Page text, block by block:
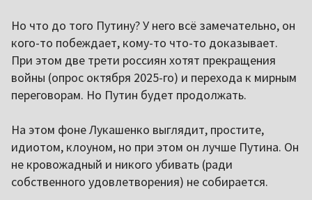
Но что до того Путину? У него всё замечательно, он
кого-то побеждает, кому-то что-то доказывает.
При этом две трети россиян хотят прекращения
войны (опрос октября 2025-го) и перехода к мирным
переговорам. Но Путин будет продолжать.
На этом фоне Лукашенко выглядит, простите,
идиотом, клоуном, но при этом он лучше Путина. Он
не кровожадный и никого убивать (ради
собственного удовлетворения) не собирается.